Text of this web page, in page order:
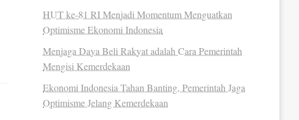
HUT ke-81 RI Menjadi Momentum Menguatkan
Optimisme Ekonomi Indonesia
Menjaga Daya Beli Rakyat adalah Cara Pemerintah
Mengisi Kemerdekaan
Ekonomi Indonesia Tahan Banting, Pemerintah Jaga
Optimisme Jelang Kemerdekaan